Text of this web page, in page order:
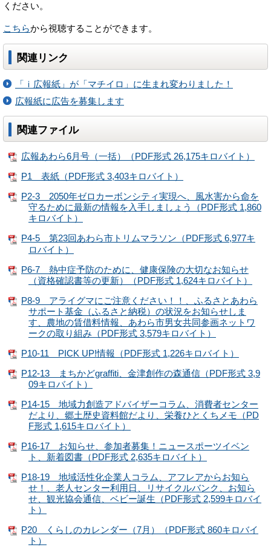
ください。
こちらから視聴することができます。
関連リンク
「ｉ広報紙」が「マチイロ」に生まれ変わりました！
広報紙に広告を募集します
関連ファイル
広報あわら6月号（一括）（PDF形式 26,175キロバイト）
P1 表紙（PDF形式 3,403キロバイト）
P2-3 2050年ゼロカーボンシティ実現へ、風水害から命を
守るために最新の情報を入手しましょう（PDF形式 1,860
キロバイト）
P4-5 第23回あわら市トリムマラソン（PDF形式 6,977キ
ロバイト）
P6-7 熱中症予防のために、健康保険の大切なお知らせ
（資格確認書等の更新）（PDF形式 1,624キロバイト）
P8-9 アライグマにご注意ください！！、ふるさとあわら
サポート基金（ふるさと納税）の状況をお知らせしま
す、農地の賃借料情報、あわら市男女共同参画ネットワ
ークの取り組み（PDF形式 3,579キロバイト）
P10-11 PICK UP!情報（PDF形式 1,226キロバイト）
P12-13 まちかどgraffiti、金津創作の森通信（PDF形式 3,9
09キロバイト）
P14-15 地域力創造アドバイザーコラム、消費者センター
だより、郷土歴史資料館だより、栄養ひとくちメモ（PD
F形式 1,615キロバイト）
P16-17 お知らせ、参加者募集！ニュースポーツイベン
ト、新着図書（PDF形式 2,635キロバイト）
P18-19 地域活性化企業人コラム、アフレアからお知ら
せ！、老人センター利用日、リサイクルバンク、お知ら
せ、観光協会通信、ベビー誕生（PDF形式 2,599キロバイ
ト）
P20 くらしのカレンダー（7月）（PDF形式 860キロバイ
ト）